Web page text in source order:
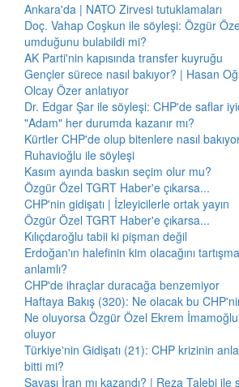
Ankara'da | NATO Zirvesi tutuklamaları
Doç. Vahap Coşkun ile söyleşi: Özgür
umduğunu bulabildi mi?
AK Parti'nin kapısında transfer kuyruğu
Gençler sürece nasıl bakıyor? | Hasan
Olcay Özer anlatıyor
Dr. Edgar Şar ile söyleşi: CHP'de saflar
"Adam" her durumda kazanır mı?
Kürtler CHP'de olup bitenlere nasıl
Ruhavioğlu ile söyleşi
Kasım ayında baskın seçim olur mu?
Özgür Özel TGRT Haber'e çıkarsa...
CHP'nin gidişatı | İzleyicilerle ortak yayın
Özgür Özel TGRT Haber'e çıkarsa...
Kılıçdaroğlu tabii ki pişman değil
Erdoğan'ın halefinin kim olacağını
anlamlı?
CHP'de ihraçlar duracağa benzemiyor
Haftaya Bakış (320): Ne olacak bu
Ne oluyorsa Özgür Özel Ekrem
oluyor
Türkiye'nin Gidişatı (21): CHP krizinin
bitti mi?
Savaşı İran mı kazandı? | Reza Talebi ile